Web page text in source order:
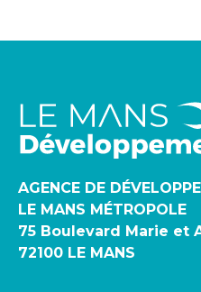
AGENCE DE
LE MANS MÉTROPOLE
75 Boulevard Marie et
72100 LE MANS